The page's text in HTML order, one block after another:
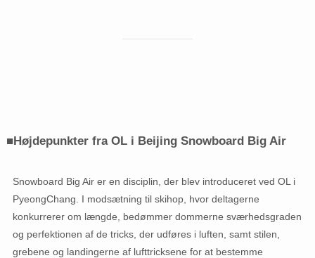
■Højdepunkter fra OL i Beijing Snowboard Big Air
Snowboard Big Air er en disciplin, der blev introduceret ved OL i
PyeongChang. I modsætning til skihop, hvor deltagerne
konkurrerer om længde, bedømmer dommerne sværhedsgraden
og perfektionen af ​​de tricks, der udføres i luften, samt stilen,
grebene og landingerne af lufttricksene for at bestemme